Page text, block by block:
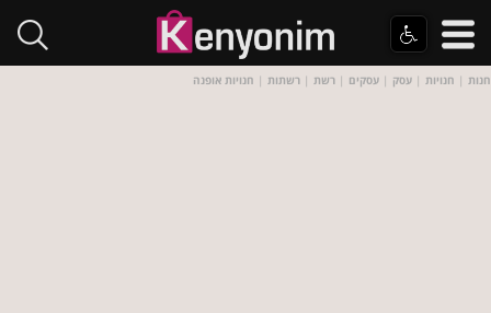
חנות | חנויות | עסק | עסקים | רשת | רשתות | חנויות אופנה